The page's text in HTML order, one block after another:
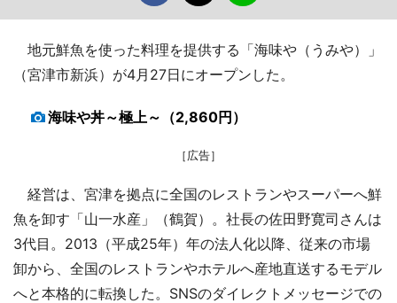
地元鮮魚を使った料理を提供する「海味や（うみや）」
（宮津市新浜）が4月27日にオープンした。
海味や丼～極上～（2,860円）
［広告］
経営は、宮津を拠点に全国のレストランやスーパーへ鮮
魚を卸す「山一水産」（鶴賀）。社長の佐田野寛司さんは
3代目。2013（平成25年）年の法人化以降、従来の市場
卸から、全国のレストランやホテルへ産地直送するモデル
へと本格的に転換した。SNSのダイレクトメッセージでの